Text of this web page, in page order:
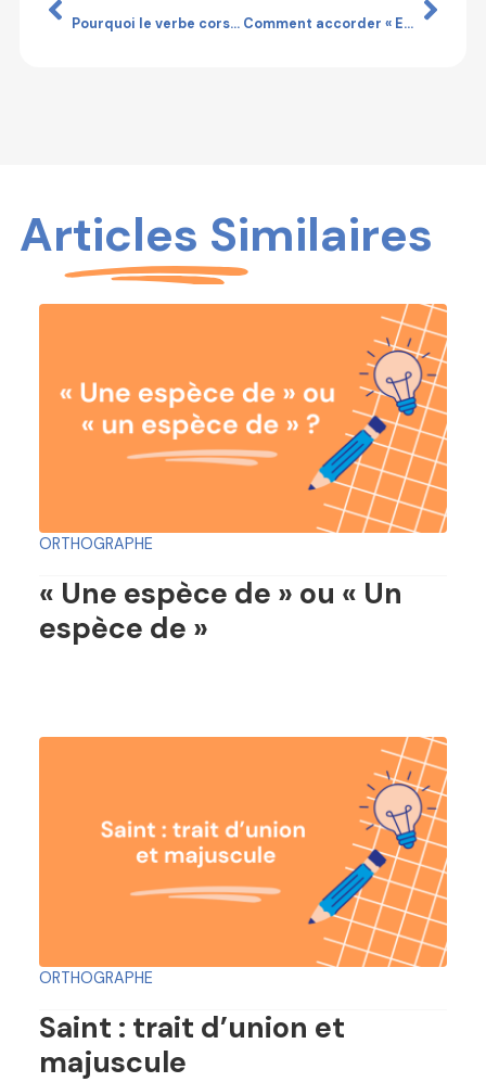
Pourquoi le verbe corser n’a pas de p Comment accorder « Excepté… » ?
Articles Similaires
ORTHOGRAPHE
« Une espèce de » ou « Un
espèce de »
ORTHOGRAPHE
Saint : trait d’union et
majuscule